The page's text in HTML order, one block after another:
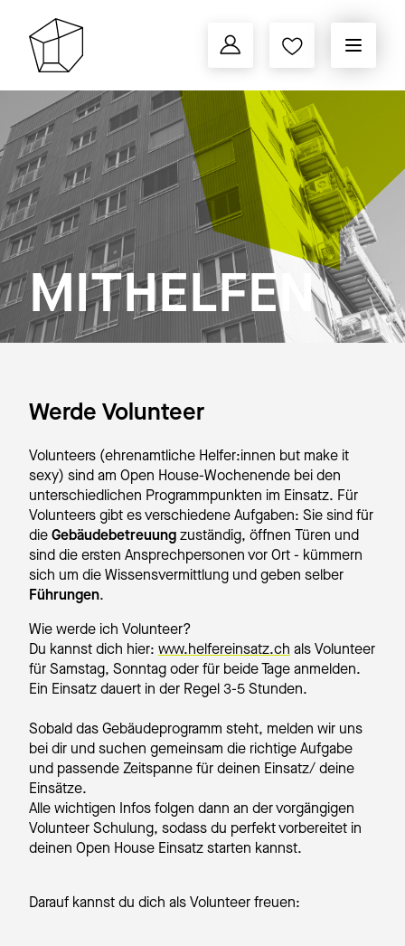
MITHELFEN
Werde Volunteer
Volunteers (ehrenamtliche Helfer:innen but make it
sexy) sind am Open House-Wochenende bei den
unterschiedlichen Programmpunkten im Einsatz. Für
Volunteers gibt es verschiedene Aufgaben: Sie sind für
dieGebäudebetreuungzuständig, öffnen Türen und
sind die ersten Ansprechpersonen vor Ort - kümmern
sich um die Wissensvermittlung und geben selber
Führungen.
Wie werde ich Volunteer?
Du kannst dich hier: www.helfereinsatz.ch als Volunteer
für Samstag, Sonntag oder für beide Tage anmelden.
Ein Einsatz dauert in der Regel 3-5 Stunden.
Sobald das Gebäudeprogramm steht, melden wir uns
bei dir und suchen gemeinsam die richtige Aufgabe
und passende Zeitspanne für deinen Einsatz/ deine
Einsätze.
Alle wichtigen Infos folgen dann an der vorgängigen
Volunteer Schulung, sodass du perfekt vorbereitet in
deinen Open House Einsatz starten kannst.
Darauf kannst du dich als Volunteer freuen: